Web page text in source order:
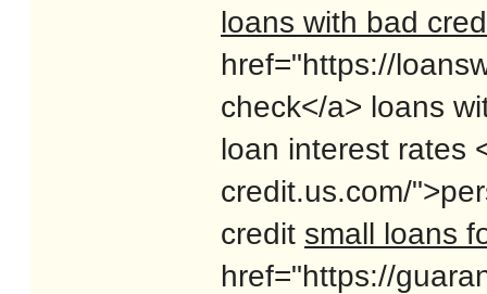
loans with bad
href="https://
check</a> loans
loan interest rates
credit.us.com/
credit small loans
href="https://